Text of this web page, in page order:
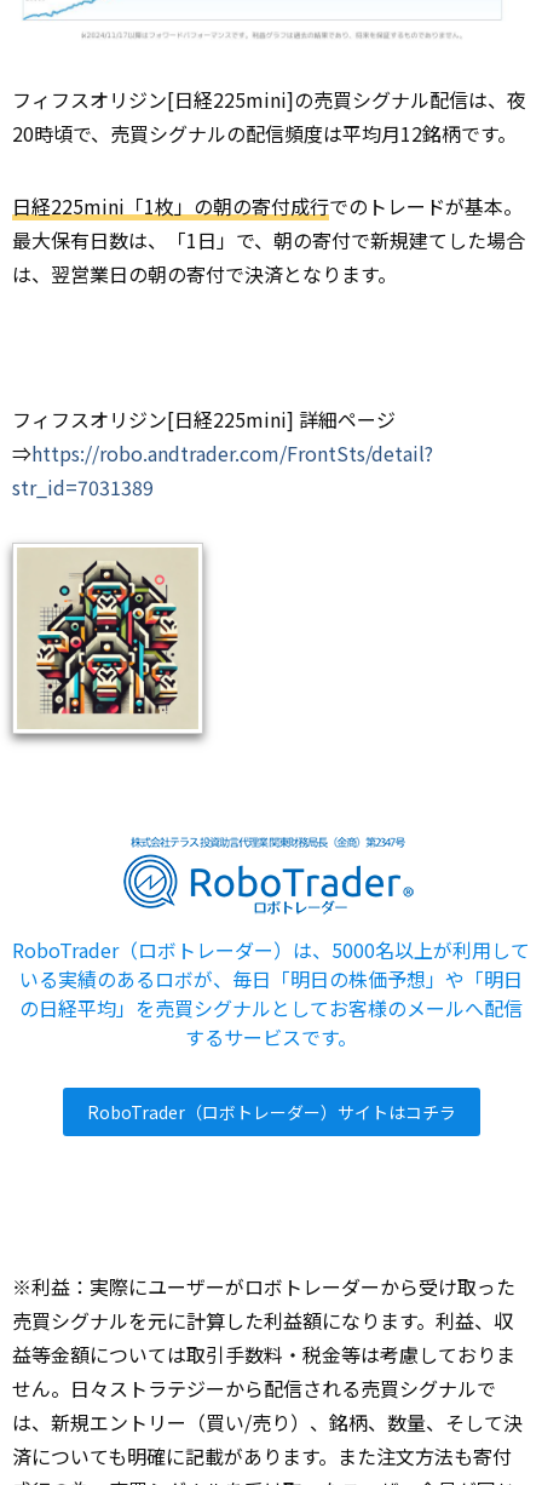
フィフスオリジン[日経225mini]の売買シグナル配信は、夜
20時頃で、売買シグナルの配信頻度は平均月12銘柄です。
日経225mini「1枚」の朝の寄付成行でのトレードが基本。
最大保有日数は、「1日」で、朝の寄付で新規建てした場合
は、翌営業日の朝の寄付で決済となります。
フィフスオリジン[日経225mini] 詳細ページ
⇒https://robo.andtrader.com/FrontSts/detail?
str_id=7031389
RoboTrader（ロボトレーダー）は、5000名以上が利用して
いる実績のあるロボが、毎日「明日の株価予想」や「明日
の日経平均」を売買シグナルとしてお客様のメールへ配信
するサービスです。
RoboTrader（ロボトレーダー）サイトはコチラ
※利益：実際にユーザーがロボトレーダーから受け取った
売買シグナルを元に計算した利益額になります。利益、収
益等金額については取引手数料・税金等は考慮しておりま
せん。日々ストラテジーから配信される売買シグナルで
は、新規エントリー（買い/売り）、銘柄、数量、そして決
済についても明確に記載があります。また注文方法も寄付